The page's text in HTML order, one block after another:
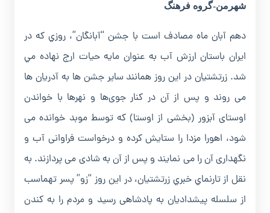
شهرمن-گروه فرهنگ
دهم آبان ماه مصادف است با جشن “آبانگان”، روزي که در
ايران باستان ارزش آب به عنوان مايه حيات ارج نهاده مي
شد. زرتشتيان در اين روز همانند ساير جشن ها به آدريان ها
مى روند و پس از آن در کنار جوى‌ها و نهرها با خواندن
اوستاى آبزور (بخشى از اوستا) که توسط موبد خوانده مى
شود، اهورا مزدا را ستايش کرده و درخواست فراوانى آب و
نگهدارى آن را مى نمايند و پس از آن به شادى مى پردازند. به
نقل از تارنماي خبري زرتشتيان، در اين روز “زو” پسر تهماسب
از سلسله پيشداديان به پادشاهى رسيد و مردم را به کندن